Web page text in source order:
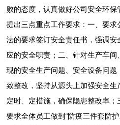
败的态度，认真做好公司安全环保
提出三点重点工作要求：一、要
法的要求签订安全责任书，强调
应的安全职责；二、针对生产车
现的安全生产问题、安全设备问
致整改，坚持从源头上加强安全生
定时、定措施，确保隐患整改率；
要求全体员工做到“防疫三件套防